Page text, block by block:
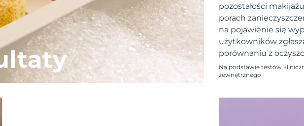
pozostałości
porach
na pojawienie się
użytkowników
porównaniu z
Na podstawie testów
zewnętrznego